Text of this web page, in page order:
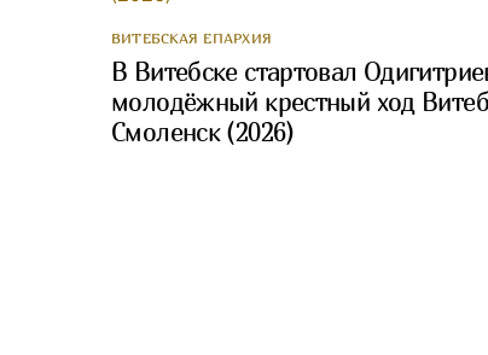
ВИТЕБСКАЯ ЕПАРХИЯ
В Витебске стартовал
молодёжный крестный ход
Смоленск (2026)